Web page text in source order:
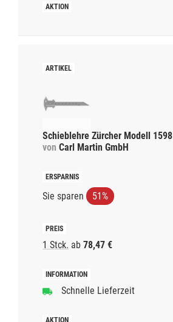
Schieblehre Zürcher Modell 1598
von Carl Martin GmbH
Sie sparen 51%
1 Stck. ab 78,47 €
Schnelle Lieferzeit